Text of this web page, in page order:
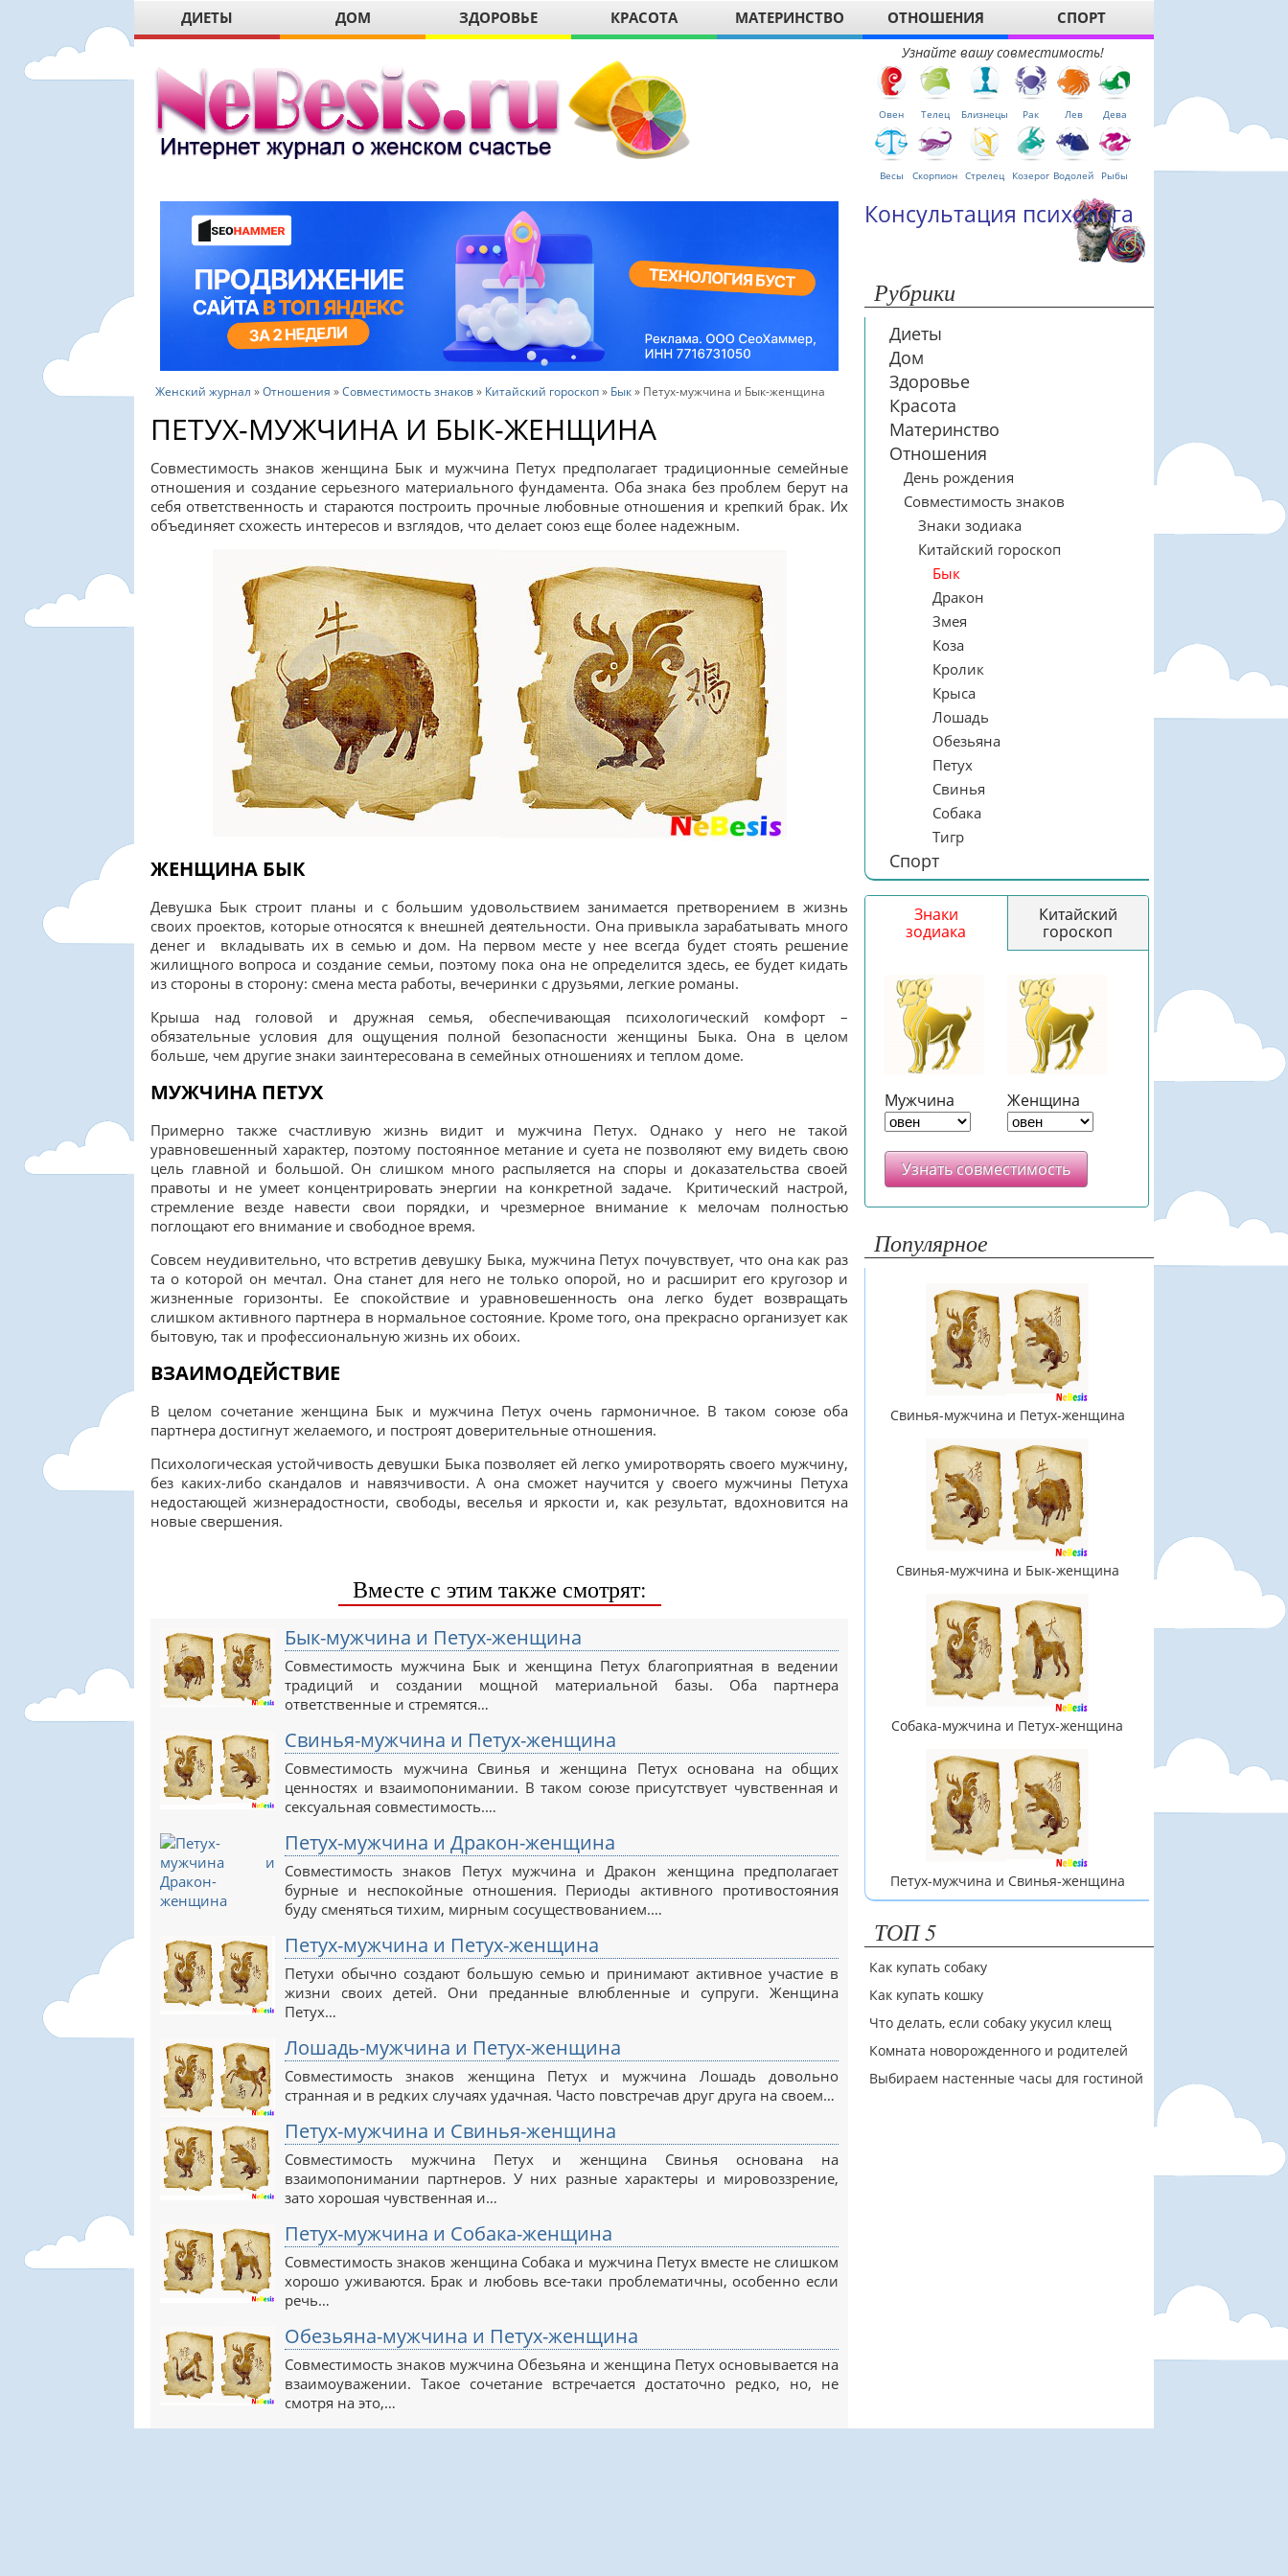
ДИЕТЫ ДОМ ЗДОРОВЬЕ КРАСОТА МАТЕРИНСТВО ОТНОШЕНИЯ СПОРТ
Узнайте вашу совместимость!
Овен Телец Близнецы Рак Лев Дева
Весы Скорпион Стрелец Козерог Водолей Рыбы
Женский журнал »Отношения »Совместимость знаков» Китайский гороскоп» Бык» Петух-мужчина и Бык-женщина
ПЕТУХ-МУЖЧИНА И БЫК-ЖЕНЩИНА
Совместимость знаков женщина Бык и мужчина Петух предполагает традиционные семейные
отношения и создание серьезного материального фундамента. Оба знака без проблем берут на
себя ответственность и стараются построить прочные любовные отношения и крепкий брак. Их
объединяет схожесть интересов и взглядов, что делает союз еще более надежным.
ЖЕНЩИНА БЫК
Девушка Бык строит планы и с большим удовольствием занимается претворением в жизнь
своих проектов, которые относятся к внешней деятельности. Она привыкла зарабатывать много
денег и вкладывать их в семью и дом. На первом месте у нее всегда будет стоять решение
жилищного вопроса и создание семьи, поэтому пока она не определится здесь, ее будет кидать
из стороны в сторону: смена места работы, вечеринки с друзьями, легкие романы.
Крыша над головой и дружная семья, обеспечивающая психологический комфорт –
обязательные условия для ощущения полной безопасности женщины Быка. Она в целом
больше, чем другие знаки заинтересована в семейных отношениях и теплом доме.
МУЖЧИНА ПЕТУХ
Примерно также счастливую жизнь видит и мужчина Петух. Однако у него не такой
уравновешенный характер, поэтому постоянное метание и суета не позволяют ему видеть свою
цель главной и большой. Он слишком много распыляется на споры и доказательства своей
правоты и не умеет концентрировать энергии на конкретной задаче. Критический настрой,
стремление везде навести свои порядки, и чрезмерное внимание к мелочам полностью
поглощают его внимание и свободное время.
Совсем неудивительно, что встретив девушку Быка, мужчина Петух почувствует, что она как раз
та о которой он мечтал. Она станет для него не только опорой, но и расширит его кругозор и
жизненные горизонты. Ее спокойствие и уравновешенность она легко будет возвращать
слишком активного партнера в нормальное состояние. Кроме того, она прекрасно организует как
бытовую, так и профессиональную жизнь их обоих.
ВЗАИМОДЕЙСТВИЕ
В целом сочетание женщина Бык и мужчина Петух очень гармоничное. В таком союзе оба
партнера достигнут желаемого, и построят доверительные отношения.
Психологическая устойчивость девушки Быка позволяет ей легко умиротворять своего мужчину,
без каких-либо скандалов и навязчивости. А она сможет научится у своего мужчины Петуха
недостающей жизнерадостности, свободы, веселья и яркости и, как результат, вдохновится на
новые свершения.
Вместе с этим также смотрят:
Бык-мужчина и Петух-женщина
Совместимость мужчина Бык и женщина Петух благоприятная в ведении
традиций и создании мощной материальной базы. Оба партнера
ответственные и стремятся…
Свинья-мужчина и Петух-женщина
Совместимость мужчина Свинья и женщина Петух основана на общих
ценностях и взаимопонимании. В таком союзе присутствует чувственная и
сексуальная совместимость.…
Петух-мужчина и Дракон-женщина
Совместимость знаков Петух мужчина и Дракон женщина предполагает
бурные и неспокойные отношения. Периоды активного противостояния
буду сменяться тихим, мирным сосуществованием.…
Петух-мужчина и Петух-женщина
Петухи обычно создают большую семью и принимают активное участие в
жизни своих детей. Они преданные влюбленные и супруги. Женщина
Петух…
Лошадь-мужчина и Петух-женщина
Совместимость знаков женщина Петух и мужчина Лошадь довольно
странная и в редких случаях удачная. Часто повстречав друг друга на своем…
Петух-мужчина и Свинья-женщина
Совместимость мужчина Петух и женщина Свинья основана на
взаимопонимании партнеров. У них разные характеры и мировоззрение,
зато хорошая чувственная и…
Петух-мужчина и Собака-женщина
Совместимость знаков женщина Собака и мужчина Петух вместе не слишком
хорошо уживаются. Брак и любовь все-таки проблематичны, особенно если
речь…
Обезьяна-мужчина и Петух-женщина
Совместимость знаков мужчина Обезьяна и женщина Петух основывается на
взаимоуважении. Такое сочетание встречается достаточно редко, но, не
смотря на это,…
Консультация психолога
Рубрики
Диеты
Дом
Здоровье
Красота
Материнство
Отношения
День рождения
Совместимость знаков
Знаки зодиака
Китайский гороскоп
Бык
Дракон
Змея
Коза
Кролик
Крыса
Лошадь
Обезьяна
Петух
Свинья
Собака
Тигр
Спорт
Знаки
зодиака
Китайский
гороскоп
Мужчина Женщина
Узнать совместимость
Популярное
Свинья-мужчина и Петух-женщина
Свинья-мужчина и Бык-женщина
Собака-мужчина и Петух-женщина
Петух-мужчина и Свинья-женщина
ТОП 5
Как купать собаку
Как купать кошку
Что делать, если собаку укусил клещ
Комната новорожденного и родителей
Выбираем настенные часы для гостиной